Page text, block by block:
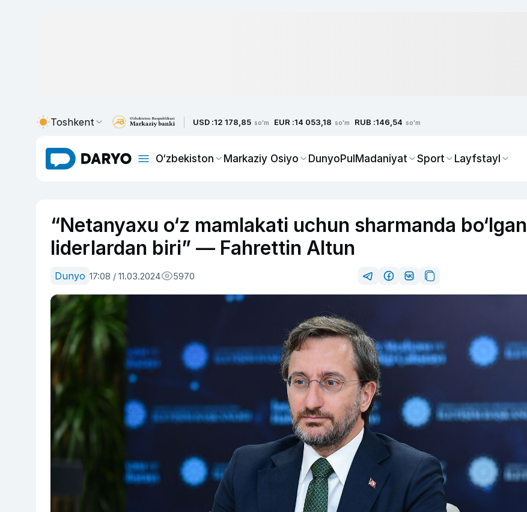
Toshkent USD :12 178,85 so'm EUR :14 053,18 so'm RUB :146,54 so'm
O‘zbekiston Markaziy Osiyo DunyoPulMadaniyat Sport Layfstayl
“Netanyaxu o‘z mamlakati uchun sharmanda bo‘lgan
liderlardan biri” — Fahrettin Altun
Dunyo 17:08 / 11.03.2024 5970